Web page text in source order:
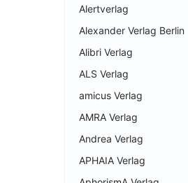
Alertverlag
Alexander Verlag Berlin
Alibri Verlag
ALS Verlag
amicus Verlag
AMRA Verlag
Andrea Verlag
APHAIA Verlag